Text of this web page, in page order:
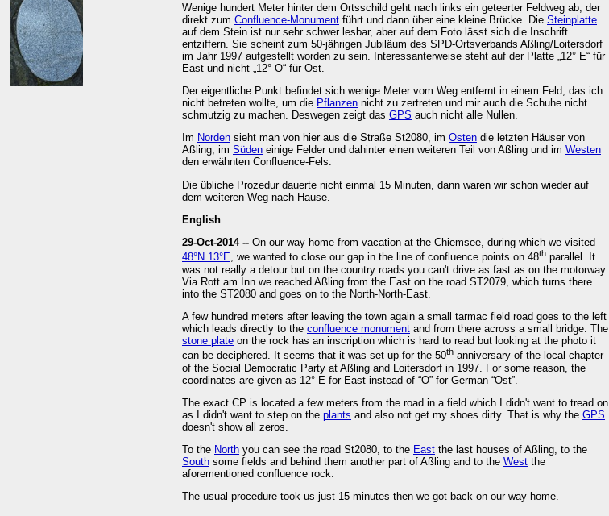
Wenige hundert Meter hinter dem Ortsschild geht nach links ein geteerter Feldweg ab, der
direkt zum Confluence-Monument führt und dann über eine kleine Brücke. Die Steinplatte
auf dem Stein ist nur sehr schwer lesbar, aber auf dem Foto lässt sich die Inschrift
entziffern. Sie scheint zum 50-jährigen Jubiläum des SPD-Ortsverbands Aßling/Loitersdorf
im Jahr 1997 aufgestellt worden zu sein. Interessanterweise steht auf der Platte „12° E“ für
East und nicht „12° O“ für Ost.
Der eigentliche Punkt befindet sich wenige Meter vom Weg entfernt in einem Feld, das ich
nicht betreten wollte, um die Pflanzen nicht zu zertreten und mir auch die Schuhe nicht
schmutzig zu machen. Deswegen zeigt das GPS auch nicht alle Nullen.
Im Norden sieht man von hier aus die Straße St2080, im Osten die letzten Häuser von
Aßling, im Süden einige Felder und dahinter einen weiteren Teil von Aßling und im Westen
den erwähnten Confluence-Fels.
Die übliche Prozedur dauerte nicht einmal 15 Minuten, dann waren wir schon wieder auf
dem weiteren Weg nach Hause.
English
29-Oct-2014 -- On our way home from vacation at the Chiemsee, during which we visited
48°N 13°E, we wanted to close our gap in the line of confluence points on 48th parallel. It
was not really a detour but on the country roads you can't drive as fast as on the motorway.
Via Rott am Inn we reached Aßling from the East on the road ST2079, which turns there
into the ST2080 and goes on to the North-North-East.
A few hundred meters after leaving the town again a small tarmac field road goes to the left
which leads directly to the confluence monument and from there across a small bridge. The
stone plate on the rock has an inscription which is hard to read but looking at the photo it
can be deciphered. It seems that it was set up for the 50th anniversary of the local chapter
of the Social Democratic Party at Aßling and Loitersdorf in 1997. For some reason, the
coordinates are given as 12° E for East instead of “O” for German “Ost”.
The exact CP is located a few meters from the road in a field which I didn't want to tread on
as I didn't want to step on the plants and also not get my shoes dirty. That is why the GPS
doesn't show all zeros.
To the North you can see the road St2080, to the East the last houses of Aßling, to the
South some fields and behind them another part of Aßling and to the West the
aforementioned confluence rock.
The usual procedure took us just 15 minutes then we got back on our way home.